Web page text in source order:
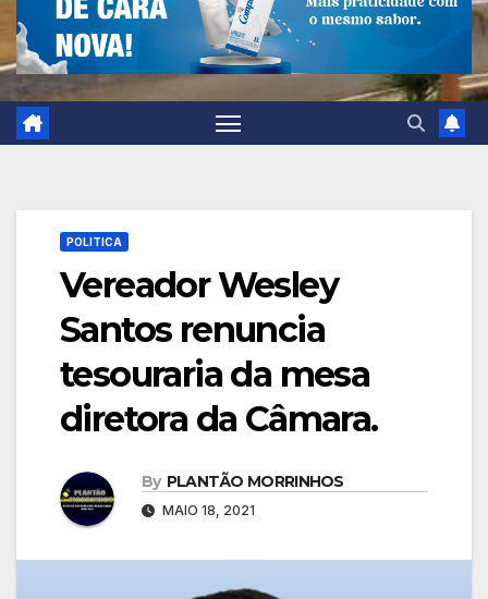
POLITICA
Vereador Wesley
Santos renuncia
tesouraria da mesa
diretora da Câmara.
By PLANTÃO MORRINHOS
MAIO 18, 2021